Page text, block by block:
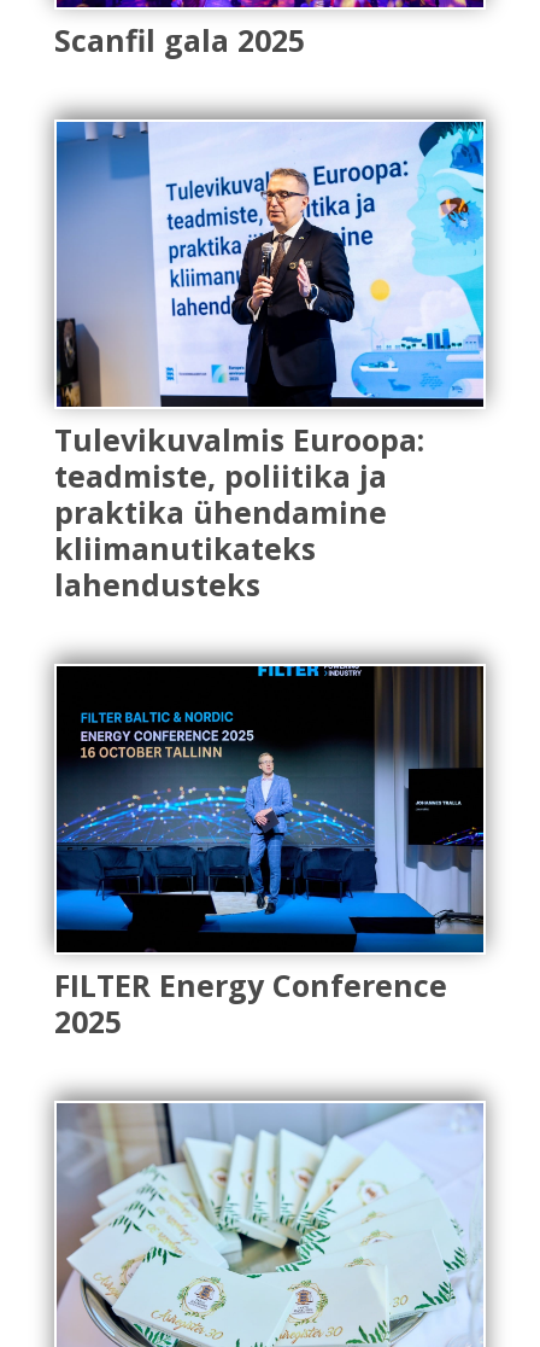
Scanfil gala 2025
Tulevikuvalmis Euroopa:
teadmiste, poliitika ja
praktika ühendamine
kliimanutikateks
lahendusteks
FILTER Energy Conference
2025